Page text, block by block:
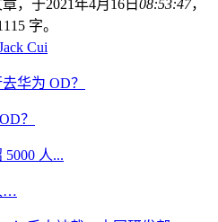
，于2021年4月16日 08:53:47，
字。
Cui
？
…